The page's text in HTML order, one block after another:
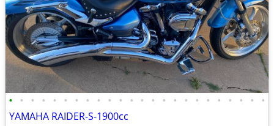
• • • • • • • • • • • • • • • • • • • • • • • •
YAMAHA RAIDER-S-1900cc